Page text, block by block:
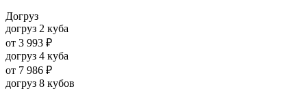
Догруз
догруз 2 куба
от 3 993 ₽
догруз 4 куба
от 7 986 ₽
догруз 8 кубов